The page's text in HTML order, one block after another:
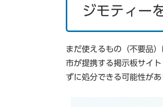
ジモティー
まだ使えるもの（不要品
市が提携する掲示板サイ
ずに処分できる可能性があ